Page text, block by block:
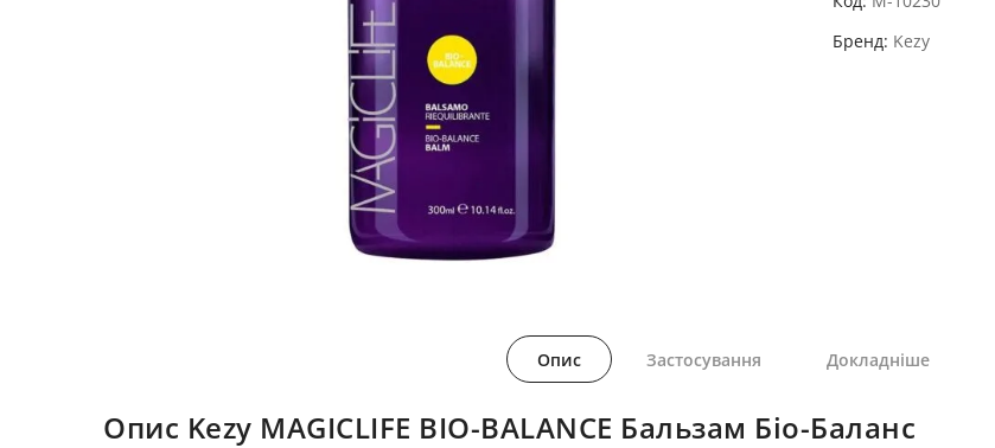
Бренд Kezy
Опис
Опис Kezy MAGICLIFE BIO-BALANCE Бальзам Біо-Баланс
Застосування Докладніше